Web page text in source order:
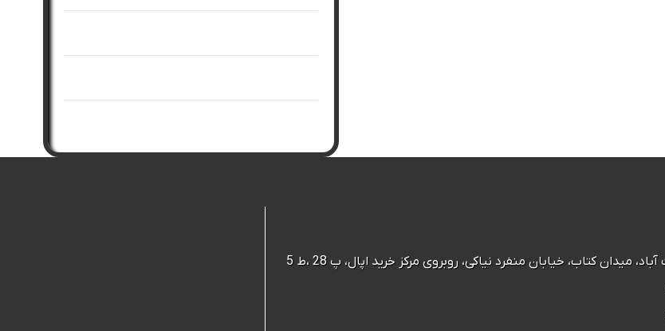
میدان کتاب، خیابان منفرد نیاکی، روبروی مرکز خرید اپال، پ 28 ،ط 5